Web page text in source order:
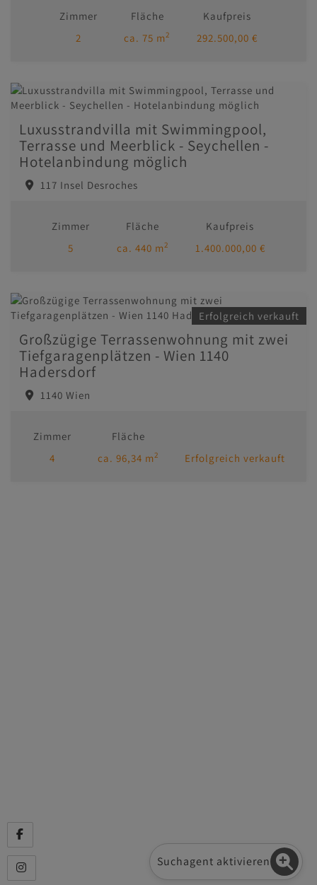
Zimmer
2
Fläche
ca. 75 m2
Kaufpreis
292.500,00 €
Luxusstrandvilla mit Swimmingpool,
Terrasse und Meerblick - Seychellen -
Hotelanbindung möglich
117 Insel Desroches
Zimmer
5
Fläche
ca. 440 m2
Kaufpreis
1.400.000,00 €
Erfolgreich verkauft
Großzügige Terrassenwohnung mit zwei
Tiefgaragenplätzen - Wien 1140
Hadersdorf
1140 Wien
Zimmer
4
Fläche
ca. 96,34 m2 Erfolgreich verkauft
Suchagent aktivieren